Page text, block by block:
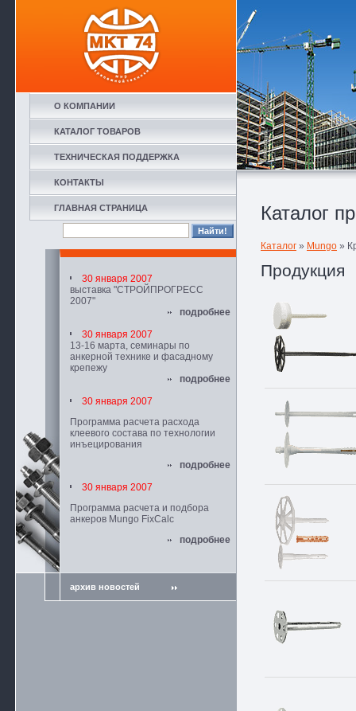
О КОМПАНИИ
КАТАЛОГ ТОВАРОВ
ТЕХНИЧЕСКАЯ ПОДДЕРЖКА
КОНТАКТЫ
ГЛАВНАЯ СТРАНИЦА
30 января 2007
выставка "СТРОЙПРОГРЕСС
2007"
подробнее
30 января 2007
13-16 марта, семинары по
анкерной технике и фасадному
крепежу
подробнее
30 января 2007
Программа расчета расхода
клеевого состава по технологии
инъецирования
подробнее
30 января 2007
Программа расчета и подбора
анкеров Mungo FixCalc
подробнее
архив новостей
Каталог
Каталог » Mungo »
Продукция